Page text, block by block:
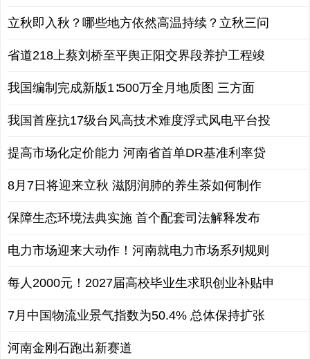
立秋即入秋？哪些地方依然高温持续？立秋三问
省道218上蔡刘桥至平舆正阳交界段养护工程竣
我国编制完成新版1∶500万全月地质图 三方面
我国首座抗17级台风高技术难度浮式风电平台投
提高市场化定价能力 河南省首单DR基准利率贷
8月7日将迎来立秋 滋阴润肺的养生茶如何制作
保障生态环境法典实施 首个配套司法解释发布
电力市场迎来大动作！河南就电力市场系列规则
每人2000元！2027届高校毕业生求职创业补贴申
7月中国物流业景气指数为50.4% 总体保持扩张
河南金刚石跑出新赛道